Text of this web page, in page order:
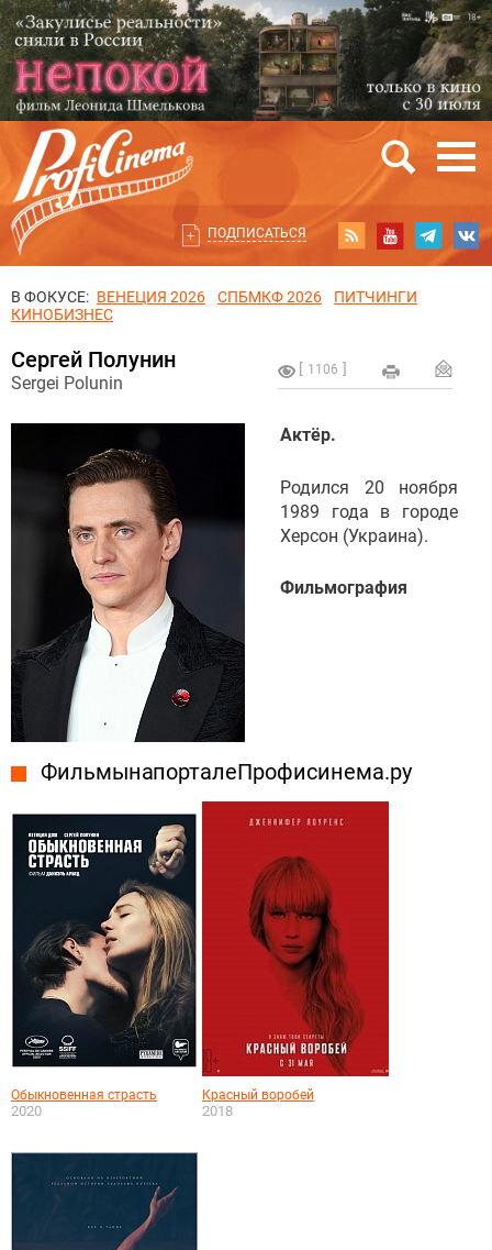
ПОДПИСАТЬСЯ
В ФОКУСЕ: ВЕНЕЦИЯ 2026 СПБМКФ 2026
ПИТЧИНГИ
КИНОБИЗНЕС
1106
Сергей Полунин
Sergei Polunin
Актёр.
Родился 20 ноября
1989 года в городе
Херсон (Украина).
Фильмография
Фильмы на портале Профисинема.ру
Обыкновенная страсть
2020
Красный воробей
2018